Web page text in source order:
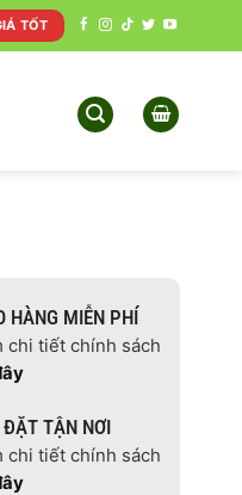
TỐT
HÀNG MIỄN PHÍ
chi tiết chính sách
TẬN NƠI
chi tiết chính sách